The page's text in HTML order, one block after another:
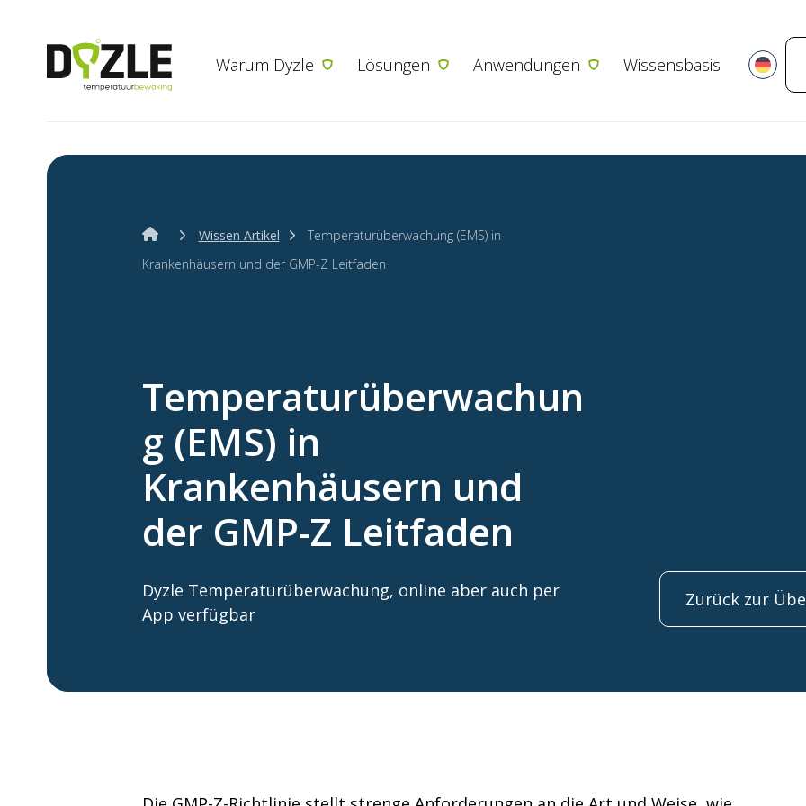
Warum Dyzle Lösungen Anwendungen Wissensbasis
Wissen Artikel
Temperaturüberwachung (EMS) in
Krankenhäusern und der GMP-Z Leitfaden
Temperaturüberwachun
g (EMS) in
Krankenhäusern und
der GMP-Z Leitfaden
Dyzle Temperaturüberwachung, online aber auch per
App verfügbar
Zurück zur